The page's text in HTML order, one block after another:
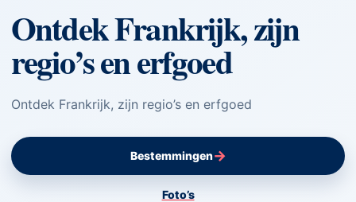
Ontdek Frankrijk, zijn
regio’s en erfgoed
Ontdek Frankrijk, zijn regio’s en erfgoed
Bestemmingen→
Foto’s